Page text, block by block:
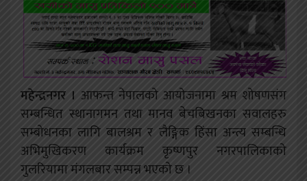
महेन्द्रनगर । आफन्त नेपालको आयोजनामा श्रम शोषणसंग
सम्बन्धित स्थानागमन तथा मानव बेचबिखनका सवालहरु
सम्बोधनका लागि बालश्रम र लैङ्गिक हिंसा अन्त्य सम्बन्धि
अभिमुखिकरण कार्यक्रम कृष्णपुर नगरपालिकाको
गुलरियामा मंगलबार सम्पन्न भएको छ ।